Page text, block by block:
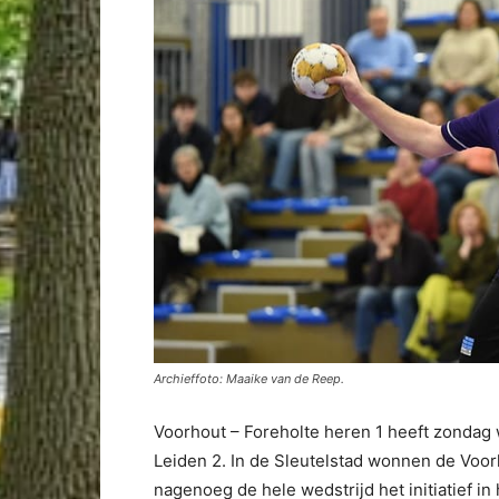
Archieffoto: Maaike van de Reep.
Voorhout – Foreholte heren 1 heeft
Leiden 2. In de Sleutelstad wonnen de
nagenoeg de hele wedstrijd het initiatief in